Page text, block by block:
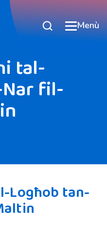
Menù
tal-
fil-
Logħob tan-